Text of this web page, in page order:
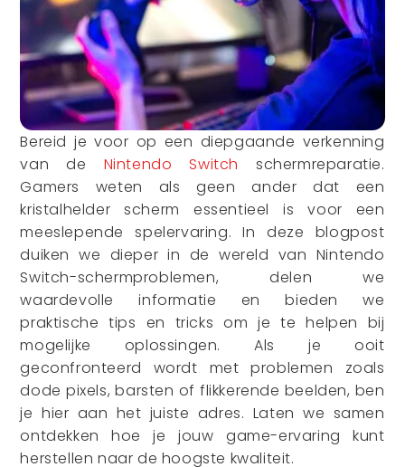
Bereid je voor op een diepgaande verkenning
van de Nintendo Switch schermreparatie.
Gamers weten als geen ander dat een
kristalhelder scherm essentieel is voor een
meeslepende spelervaring. In deze blogpost
duiken we dieper in de wereld van Nintendo
Switch-schermproblemen, delen we
waardevolle informatie en bieden we
praktische tips en tricks om je te helpen bij
mogelijke oplossingen. Als je ooit
geconfronteerd wordt met problemen zoals
dode pixels, barsten of flikkerende beelden, ben
je hier aan het juiste adres. Laten we samen
ontdekken hoe je jouw game-ervaring kunt
herstellen naar de hoogste kwaliteit.